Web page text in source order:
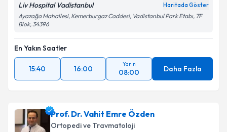
Liv Hospital Vadistanbul Haritada Göster
Ayazağa Mahallesi, Kemerburgaz Caddesi, Vadistanbul Park Etabı, 7F
Blok, 34396
En Yakın Saatler
15:40 16:00
Yarın
08:00 Daha Fazla
Prof. Dr. Vahit Emre Özden
Ortopedi ve Travmatoloji